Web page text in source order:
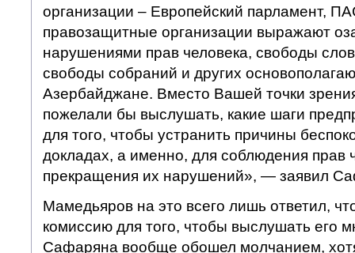
организации – Европейский парламент,
правозащитные организации выражают
нарушениями прав человека, свободы
свободы собраний и других
Азербайджане. Вместо Вашей точки
пожелали бы выслушать, какие шаги
для того, чтобы устранить причины
докладах, а именно, для соблюдения прав
прекращения их нарушений», — заявил
Мамедьяров на это всего лишь ответил,
комиссию для того, чтобы выслушать его
Сафаряна вообще обошел молчанием,